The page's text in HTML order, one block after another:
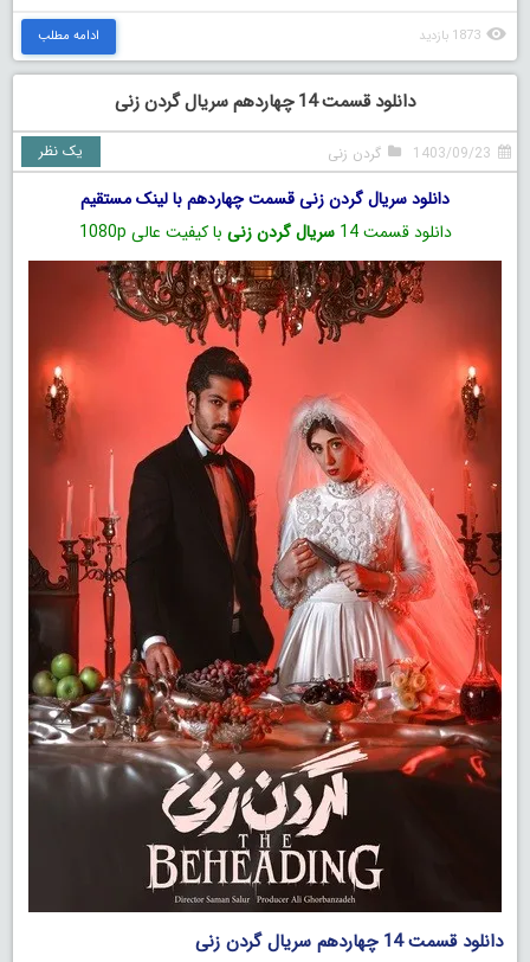
1873 بازدید ادامه مطلب
دانلود قسمت 14 چهاردهم سریال گردن زنی
1403/09/23 گردن زنی یک نظر
دانلود سریال گردن زنی قسمت چهاردهم با لینک مستقیم
دانلود قسمت 14
سریال گردن زنی با کیفیت عالی 1080p
دانلود قسمت 14 چهاردهم سریال گردن زنی